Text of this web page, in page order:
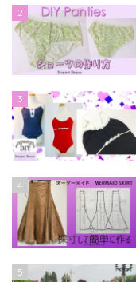
2
3
4
5